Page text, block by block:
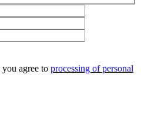
agree to processing of personal